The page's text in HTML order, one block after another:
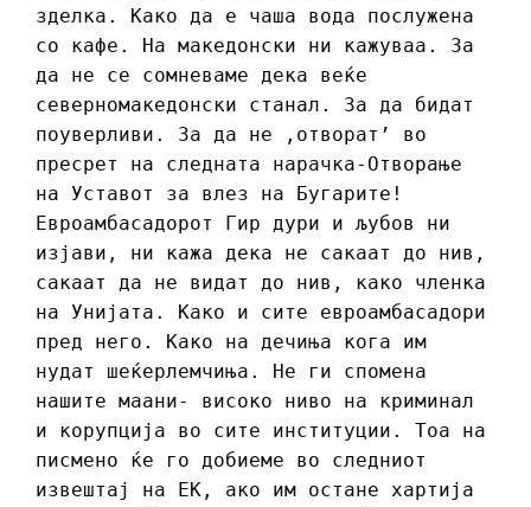
зделка. Како да е чаша вода послужена
со кафе. На македонски ни кажуваа. За
да не се сомневаме дека веќе
северномакедонски станал. За да бидат
поуверливи. За да не ,отворат’ во
пресрет на следната нарачка-Отворање
на Уставот за влез на Бугарите!
Евроамбасадорот Гир дури и љубов ни
изјави, ни кажа дека не сакаат до нив,
сакаат да не видат до нив, како членка
на Унијата. Како и сите евроамбасадори
пред него. Како на дечиња кога им
нудат шеќерлемчиња. Не ги спомена
нашите маани- високо ниво на криминал
и корупција во сите институции. Тоа на
писмено ќе го добиеме во следниот
извештај на ЕК, ако им остане хартија